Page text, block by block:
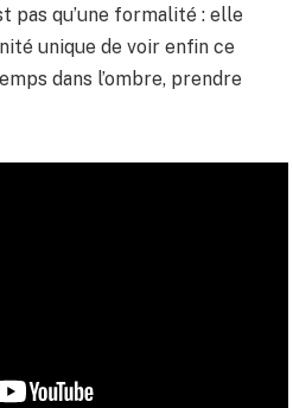
pas qu’une formalité : elle
unique de voir enfin ce
dans l’ombre, prendre